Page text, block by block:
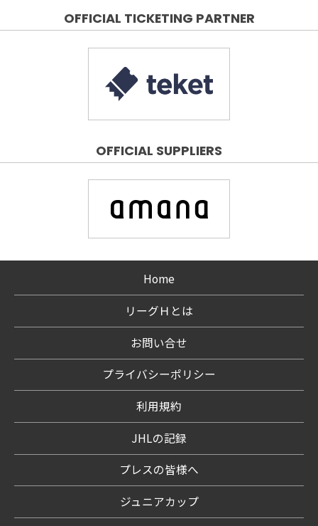
OFFICIAL TICKETING PARTNER
OFFICIAL SUPPLIERS
Home
リーグＨとは
お問い合せ
プライバシーポリシー
利用規約
JHLの記録
プレスの皆様へ
ジュニアカップ